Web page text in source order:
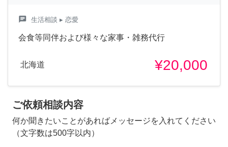
chat 生活相談 ▸ 恋愛
会食等同伴および様々な家事・雑務代行
北海道 ¥20,000
ご依頼相談内容
何か聞きたいことがあればメッセージを入れてください
（文字数は500字以内）